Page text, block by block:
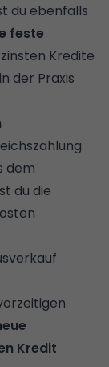
du ebenfalls
feste
Kredite
der Praxis
dem
du die
Kredit